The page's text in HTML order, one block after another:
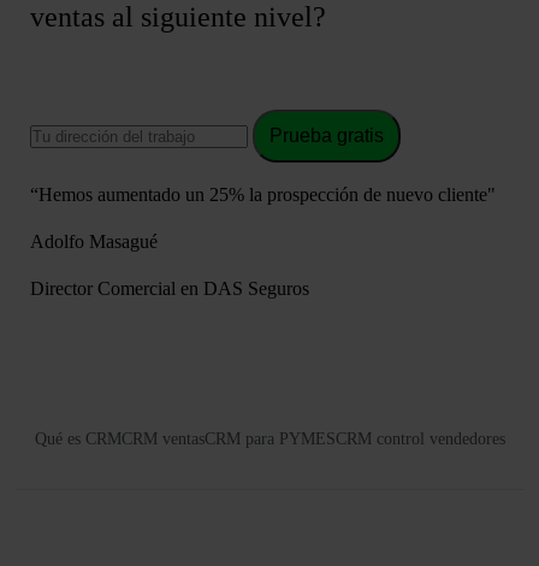
ventas al siguiente nivel?
Prueba gratis
“Hemos aumentado un 25% la prospección de nuevo cliente"
Adolfo Masagué
Director Comercial en DAS Seguros
Qué es CRM CRM ventasCRM para PYMESCRM control vendedores